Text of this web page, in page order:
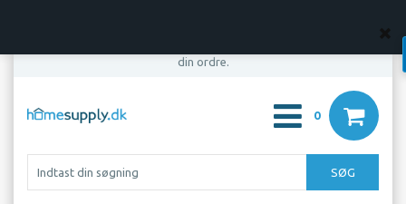
din ordre.
0